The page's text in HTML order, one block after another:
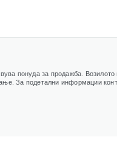
понуда за продажба.
За подетални информации